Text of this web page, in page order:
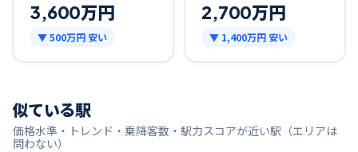
3,600万円
▼500万円 安い
2,700万円
▼ 1,400万円 安い
似ている駅
価格水準・トレンド・乗降客数・駅力スコアが近い駅（エリアは
問わない）